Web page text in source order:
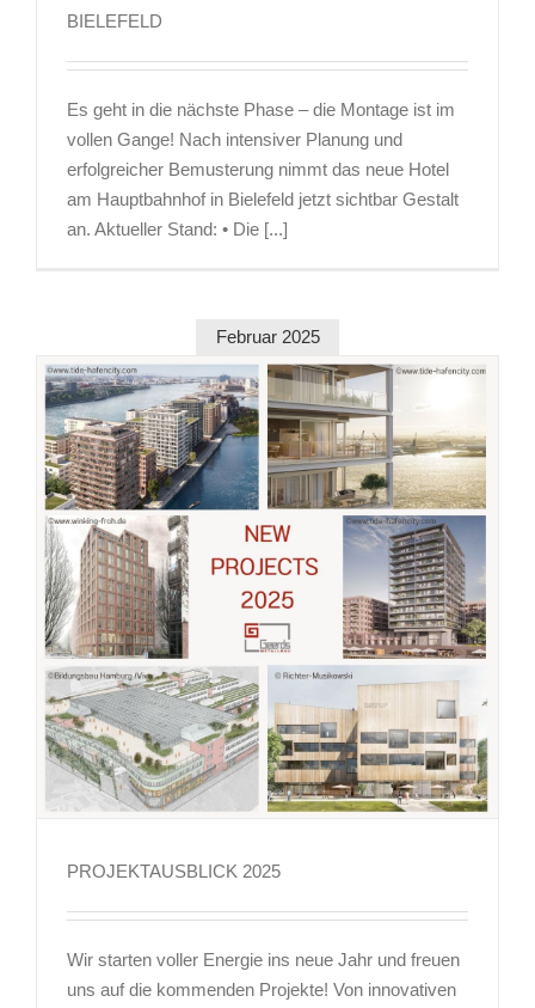
BIELEFELD
Es geht in die nächste Phase – die Montage ist im
vollen Gange! Nach intensiver Planung und
erfolgreicher Bemusterung nimmt das neue Hotel
am Hauptbahnhof in Bielefeld jetzt sichtbar Gestalt
an. Aktueller Stand: • Die [...]
Februar 2025
PROJEKTAUSBLICK 2025
PROJEKTAUSBLICK 2025
Wir starten voller Energie ins neue Jahr und freuen
uns auf die kommenden Projekte! Von innovativen